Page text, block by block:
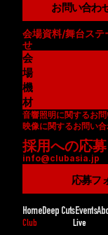
お問い合わ
会場資料/舞台ステ
せ
会
場
資
料
(
P
D
F
機
材
リ
ス
ト
(
D
F
)
音響照明に関するお
映像に関するお問い
採用への応募
info@clubasia.jp
応募フ
HomeDeep CutsEvents
Club Live